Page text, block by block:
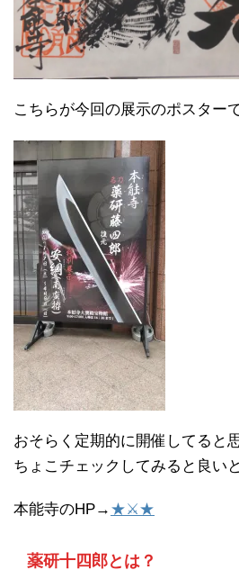
こちらが今回の展示のポスターで
おそらく定期的に開催してると
ちょこチェックしてみると良い
本能寺のHP→ ★⚔★
薬研十四郎とは？